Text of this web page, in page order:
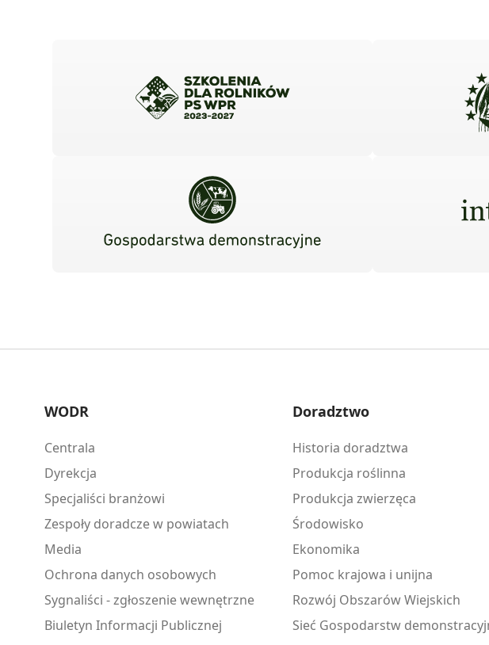
WODR
Centrala
Dyrekcja
Specjaliści branżowi
Zespoły doradcze w powiatach
Media
Ochrona danych osobowych
Sygnaliści - zgłoszenie wewnętrzne
Biuletyn Informacji Publicznej
Doradztwo
Historia doradztwa
Produkcja roślinna
Produkcja zwierzęca
Środowisko
Ekonomika
Pomoc krajowa i unijna
Rozwój Obszarów Wiejskich
Sieć Gospodarstw